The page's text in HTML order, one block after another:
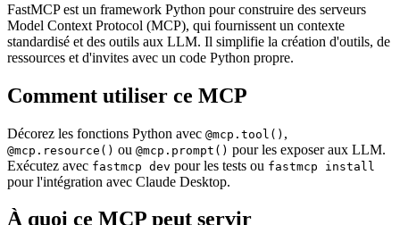
FastMCP est un framework Python pour construire des serveurs
Model Context Protocol (MCP), qui fournissent un contexte
standardisé et des outils aux LLM. Il simplifie la création d'outils, de
ressources et d'invites avec un code Python propre.
Comment utiliser ce MCP
Décorez les fonctions Python avec @mcp.tool() ,
@mcp.resource() ou @mcp.prompt() pour les exposer aux LLM.
Exécutez avec fastmcp dev pour les tests ou fastmcp install
pour l'intégration avec Claude Desktop.
À quoi ce MCP peut servir